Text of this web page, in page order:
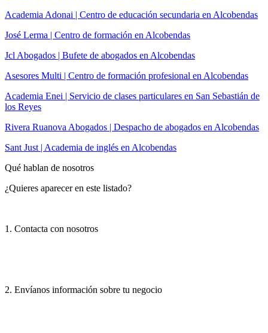
Academia Adonai | Centro de educación secundaria en Alcobendas
José Lerma | Centro de formación en Alcobendas
Jcl Abogados | Bufete de abogados en Alcobendas
Asesores Multi | Centro de formación profesional en Alcobendas
Academia Enei | Servicio de clases particulares en San Sebastián de
los Reyes
Rivera Ruanova Abogados | Despacho de abogados en Alcobendas
Sant Just | Academia de inglés en Alcobendas
Qué hablan de nosotros
¿Quieres aparecer en este listado?
1. Contacta con nosotros
2. Envíanos información sobre tu negocio